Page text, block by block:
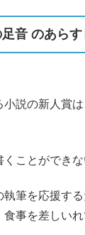
足音 のあら
説の新人賞
ことができな
筆を応援す
事を差しいれ